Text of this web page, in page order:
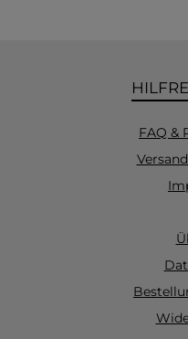
FAQ &